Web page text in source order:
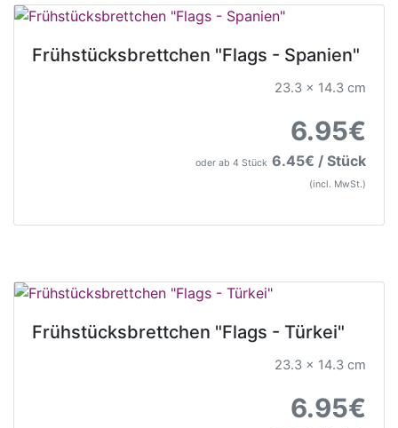
Frühstücksbrettchen "Flags - Spanien"
23.3 x 14.3 cm
6.95€
oder ab 4 Stück 6.45€ / Stück
(incl. MwSt.)
Frühstücksbrettchen "Flags - Türkei"
23.3 x 14.3 cm
6.95€